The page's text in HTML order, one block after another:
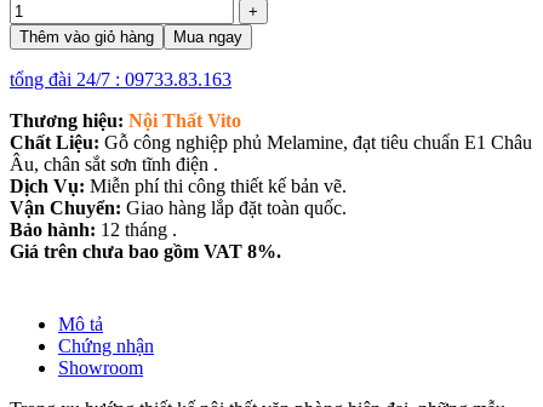
Thêm vào giỏ hàng Mua ngay
tổng đài 24/7 : 09733.83.163
Thương hiệu: Nội Thất Vito
Chất Liệu: Gỗ công nghiệp phủ Melamine, đạt tiêu chuẩn E1 Châu
Âu, chân sắt sơn tĩnh điện .
Dịch Vụ: Miễn phí thi công thiết kế bản vẽ.
Vận Chuyển: Giao hàng lắp đặt toàn quốc.
Bảo hành: 12 tháng .
Giá trên chưa bao gồm VAT 8%.
Mô tả
Chứng nhận
Showroom